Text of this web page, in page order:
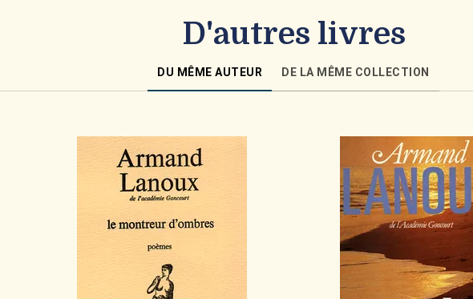
D'autres livres
DU MÊME AUTEUR DE LA MÊME COLLECTION